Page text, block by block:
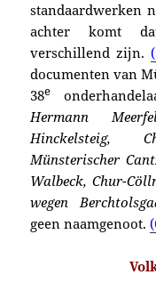
standaardwerken
achter komt
verschillend zijn.
documenten van
38e
Hermann
Hinckelsteig,
Münsterischer
Walbeck, Chur-
wegen
geen naamgenoot.